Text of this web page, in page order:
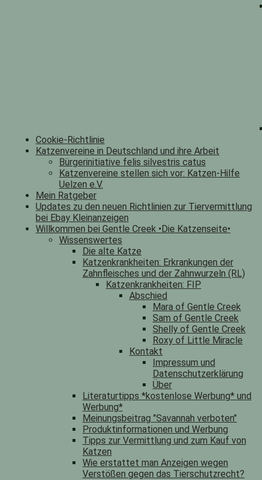
Cookie-Richtlinie
Katzenvereine in Deutschland und ihre Arbeit
Bürgerinitiative felis silvestris catus
Katzenvereine stellen sich vor: Katzen-Hilfe
Uelzen e.V.
Mein Ratgeber
Updates zu den neuen Richtlinien zur Tiervermittlung
bei Ebay Kleinanzeigen
Willkommen bei Gentle Creek •Die Katzenseite•
Wissenswertes
Die alte Katze
Katzenkrankheiten: Erkrankungen der
Zahnfleisches und der Zahnwurzeln (RL)
Katzenkrankheiten: FIP
Abschied
Mara of Gentle Creek
Sam of Gentle Creek
Shelly of Gentle Creek
Roxy of Little Miracle
Kontakt
Impressum und
Datenschutzerklärung
Über
Literaturtipps *kostenlose Werbung* und
Werbung*
Meinungsbeitrag "Savannah verboten"
Produktinformationen und Werbung
Tipps zur Vermittlung und zum Kauf von
Katzen
Wie erstattet man Anzeigen wegen
Verstößen gegen das Tierschutzrecht?